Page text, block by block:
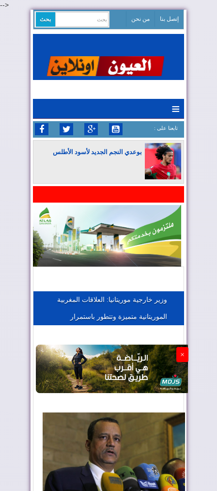
-->
إتصل بنا من نحن
≡
: تابعنا على
بوعدي النجم الجديد لأسود الأطلس
المغرب يعزز موقعه في صناعة الطيران
الجزائر تستسلم لفرنسا
وزير خارجية موريتانيا: العلاقات المغربية
الموريتانية متميزة وتتطور باستمرار
×